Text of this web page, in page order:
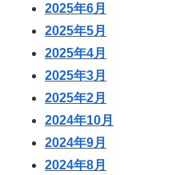
2025年6月
2025年5月
2025年4月
2025年3月
2025年2月
2024年10月
2024年9月
2024年8月